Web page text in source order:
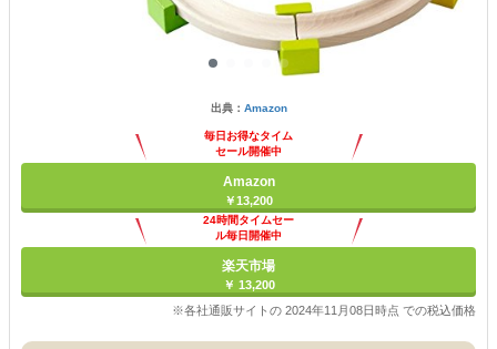
出典： Amazon
毎日お得なタイム
セール開催中
Amazon
￥13,200
24時間タイムセー
ル毎日開催中
楽天市場
￥ 13,200
※各社通販サイトの 2024年11月08日時点 での税込価格